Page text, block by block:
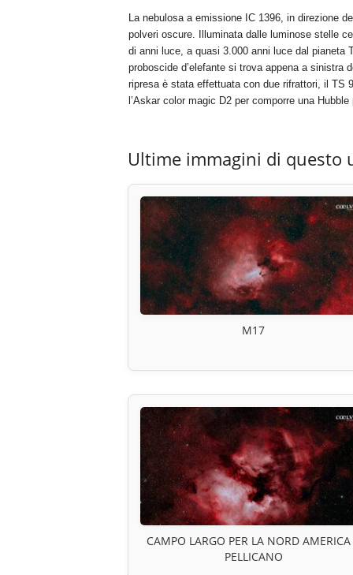
La nebulosa a emissione IC 1396, in direzione
polveri oscure. Illuminata dalle luminose stelle
di anni luce, a quasi 3.000 anni luce dal pianeta
proboscide d’elefante si trova appena a
ripresa è stata effettuata con due rifrattori, il TS
l’Askar color magic D2 per comporre una
Ultime immagini di questo
M17
CAMPO LARGO PER LA NORD AMERICA
PELLICANO